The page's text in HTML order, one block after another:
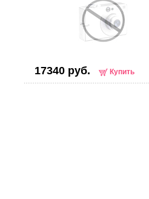
17340 руб. Купить